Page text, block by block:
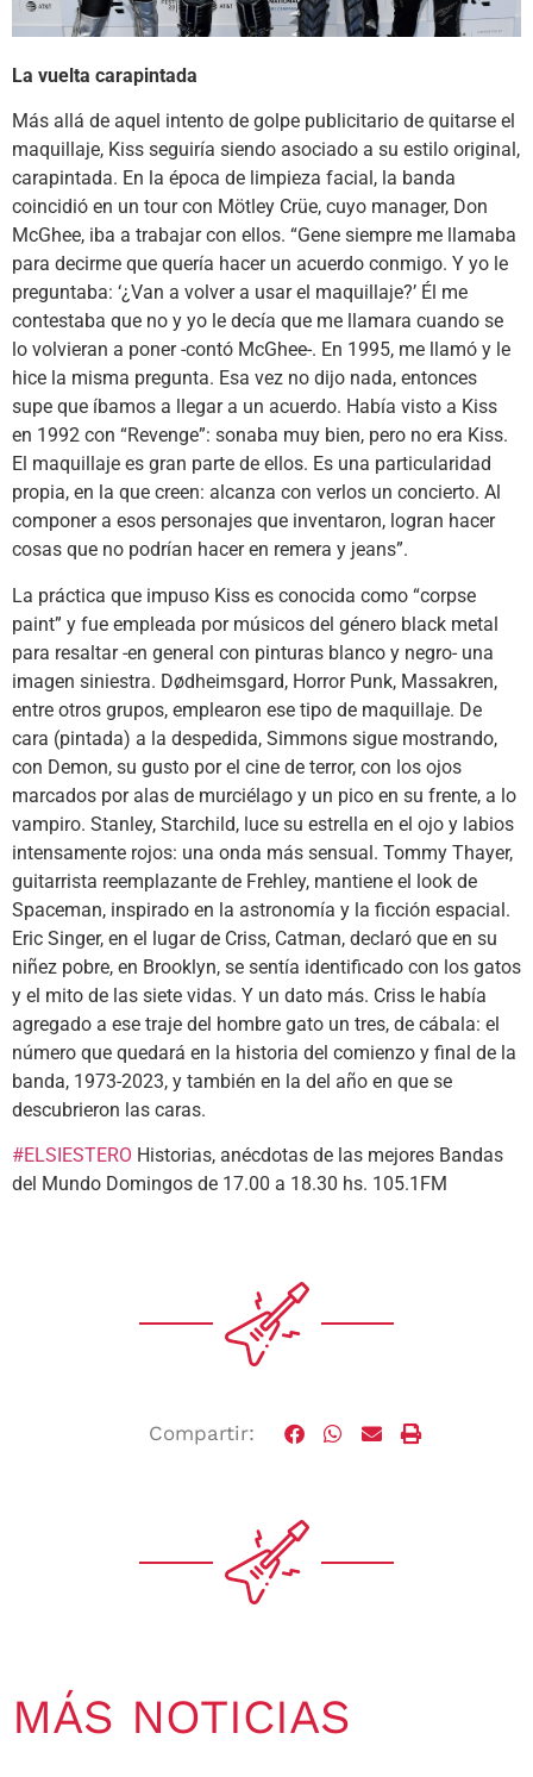
La vuelta carapintada
Más allá de aquel intento de golpe publicitario de quitarse el
maquillaje, Kiss seguiría siendo asociado a su estilo original,
carapintada. En la época de limpieza facial, la banda
coincidió en un tour con Mötley Crüe, cuyo manager, Don
McGhee, iba a trabajar con ellos. “Gene siempre me llamaba
para decirme que quería hacer un acuerdo conmigo. Y yo le
preguntaba: ‘¿Van a volver a usar el maquillaje?’ Él me
contestaba que no y yo le decía que me llamara cuando se
lo volvieran a poner -contó McGhee-. En 1995, me llamó y le
hice la misma pregunta. Esa vez no dijo nada, entonces
supe que íbamos a llegar a un acuerdo. Había visto a Kiss
en 1992 con “Revenge”: sonaba muy bien, pero no era Kiss.
El maquillaje es gran parte de ellos. Es una particularidad
propia, en la que creen: alcanza con verlos un concierto. Al
componer a esos personajes que inventaron, logran hacer
cosas que no podrían hacer en remera y jeans”.
La práctica que impuso Kiss es conocida como “corpse
paint” y fue empleada por músicos del género black metal
para resaltar -en general con pinturas blanco y negro- una
imagen siniestra. Dødheimsgard, Horror Punk, Massakren,
entre otros grupos, emplearon ese tipo de maquillaje. De
cara (pintada) a la despedida, Simmons sigue mostrando,
con Demon, su gusto por el cine de terror, con los ojos
marcados por alas de murciélago y un pico en su frente, a lo
vampiro. Stanley, Starchild, luce su estrella en el ojo y labios
intensamente rojos: una onda más sensual. Tommy Thayer,
guitarrista reemplazante de Frehley, mantiene el look de
Spaceman, inspirado en la astronomía y la ficción espacial.
Eric Singer, en el lugar de Criss, Catman, declaró que en su
niñez pobre, en Brooklyn, se sentía identificado con los gatos
y el mito de las siete vidas. Y un dato más. Criss le había
agregado a ese traje del hombre gato un tres, de cábala: el
número que quedará en la historia del comienzo y final de la
banda, 1973-2023, y también en la del año en que se
descubrieron las caras.
#ELSIESTERO Historias, anécdotas de las mejores Bandas
del Mundo Domingos de 17.00 a 18.30 hs. 105.1FM
Compartir:
MÁS NOTICIAS